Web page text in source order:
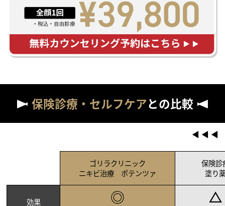
保険診療・セルフケアとの比較
ゴリラクリニック
ニキビ治療 ポテンツァ
保険診
塗り
効果 ◎ △